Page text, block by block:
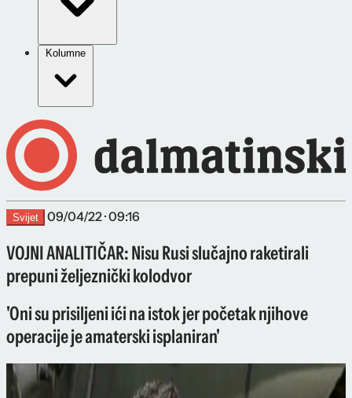
Kolumne
Svijet 09/04/22 · 09:16
VOJNI ANALITIČAR: Nisu Rusi slučajno raketirali
prepuni željeznički kolodvor
'Oni su prisiljeni ići na istok jer početak njihove
operacije je amaterski isplaniran'